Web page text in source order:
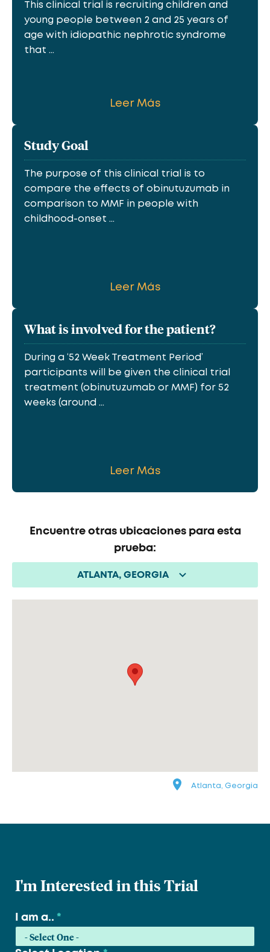
This clinical trial is recruiting children and
young people between 2 and 25 years of
age with idiopathic nephrotic syndrome
that ...
Leer Más
Study Goal
The purpose of this clinical trial is to
compare the effects of obinutuzumab in
comparison to MMF in people with
childhood-onset ...
Leer Más
What is involved for the patient?
During a ‘52 Week Treatment Period’
participants will be given the clinical trial
treatment (obinutuzumab or MMF) for 52
weeks (around ...
Leer Más
Encuentre otras ubicaciones para esta
prueba:
ATLANTA, GEORGIA
Atlanta, Georgia
I'm Interested in this Trial
I am a.. *